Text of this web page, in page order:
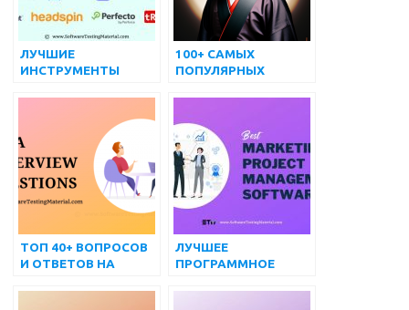
ЛУЧШИЕ
ИНСТРУМЕНТЫ
ПРИЛОЖЕНИЙ В 2024
ГОДУ ДЛЯ ANDROID
И IOS
100+ САМЫХ
ПОПУЛЯРНЫХ
ИНТЕРВЬЮ по SQL
ТОП 40+ ВОПРОСОВ
И ОТВЕТОВ НА
ЛУЧШЕЕ
ПРОГРАММНОЕ